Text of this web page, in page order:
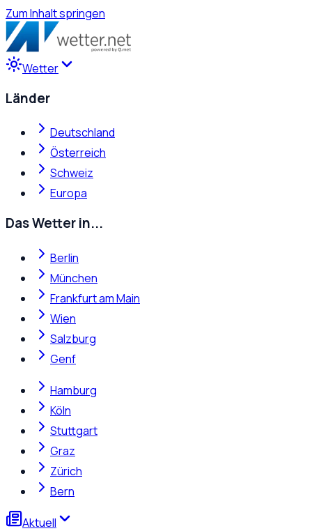
Zum Inhalt springen
Wetter
Länder
Deutschland
Österreich
Schweiz
Europa
Das Wetter in...
Berlin
München
Frankfurt am Main
Wien
Salzburg
Genf
Hamburg
Köln
Stuttgart
Graz
Zürich
Bern
Aktuell